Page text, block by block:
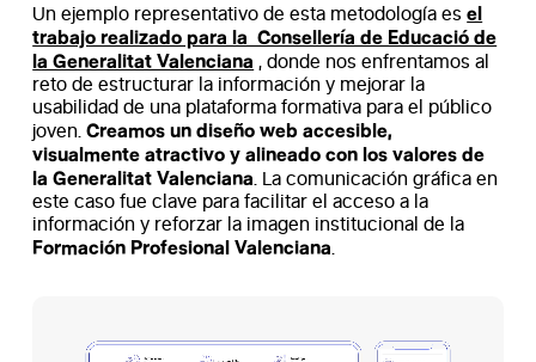
Un ejemplo representativo de esta metodología esel
trabajo realizado para la Consellería de Educació de
la Generalitat Valenciana , donde nos enfrentamos al
reto de estructurar la información y mejorar la
usabilidad de una plataforma formativa para el público
joven.Creamos un diseño web accesible,
visualmente atractivo y alineado con los valores de
la Generalitat Valenciana . La comunicación gráfica en
este caso fue clave para facilitar el acceso a la
información y reforzar la imagen institucional de la
Formación Profesional Valenciana